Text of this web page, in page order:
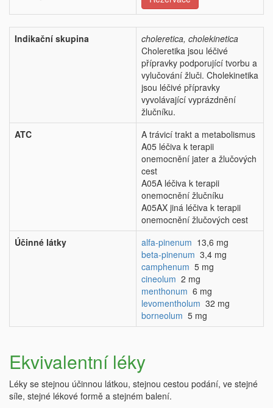
Indikační skupina
choleretica, cholekinetica
Choleretika jsou léčivé
přípravky podporující tvorbu a
vylučování žluči. Cholekinetika
jsou léčivé přípravky
vyvolávající vyprázdnění
žlučníku.
ATC
A trávicí trakt a metabolismus
A05 léčiva k terapii
onemocnění jater a žlučových
cest
A05A léčiva k terapii
onemocnění žlučníku
A05AX jiná léčiva k terapii
onemocnění žlučových cest
Účinné látky
alfa-pinenum 13,6 mg
beta-pinenum 3,4 mg
camphenum 5 mg
cineolum 2 mg
menthonum 6 mg
levomentholum 32 mg
borneolum 5 mg
Ekvivalentní léky
Léky se stejnou účinnou látkou, stejnou cestou podání, ve stejné
síle, stejné lékové formě a stejném balení.